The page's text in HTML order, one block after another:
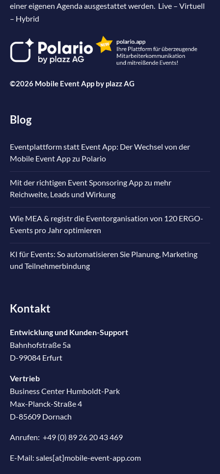
einer eigenen Agenda ausgestattet werden. Live – Virtuell
– Hybrid
©2026 Mobile Event App by plazz AG
Blog
Eventplattform statt Event App: Der Wechsel von der
Mobile Event App zu Polario
Mit der richtigen Event Sponsoring App zu mehr
Reichweite, Leads und Wirkung
Wie MEA & registr die Eventorganisation von 120 ERGO-
Events pro Jahr optimieren
KI für Events: So automatisieren Sie Planung, Marketing
und Teilnehmerbindung
Kontakt
Entwicklung und Kunden-Support
Bahnhofstraße 5a
D-99084 Erfurt
Vertrieb
Business Center Humboldt-Park
Max-Planck-Straße 4
D-85609 Dornach
Anrufen: +49 (0) 89 26 20 43 469
E-Mail: sales[at]mobile-event-app.com